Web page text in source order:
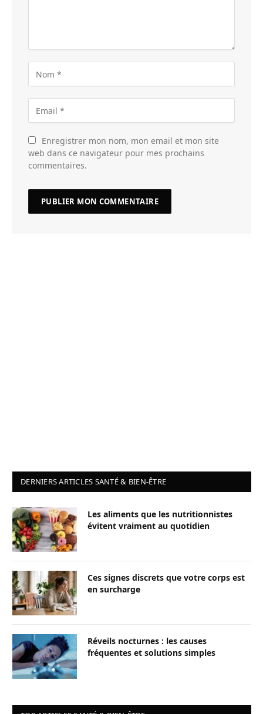
Enregistrer mon nom, mon email et mon site
web dans ce navigateur pour mes prochains
commentaires.
DERNIERS ARTICLES SANTÉ & BIEN-ÊTRE
Les aliments que les nutritionnistes
évitent vraiment au quotidien
Ces signes discrets que votre corps est
en surcharge
Réveils nocturnes : les causes
fréquentes et solutions simples